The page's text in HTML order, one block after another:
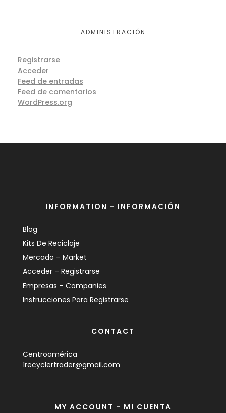
ADMINISTRACIÓN
Registrarse
Acceder
Feed de entradas
Feed de comentarios
WordPress.org
INFORMATION - INFORMACIÓN
Blog
Kits De Reciclaje
Mercado – Market
Acceder – Registrarse
Empresas – Companies
Instrucciones Para Registrarse
CONTACT
Centroamérica
1recyclertrader@gmail.com
MY ACCOUNT - MI CUENTA